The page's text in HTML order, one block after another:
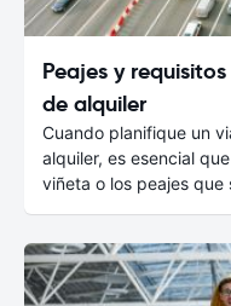
Peajes y
de alquiler
Cuando planifique un
alquiler, es esencial
viñeta o los peajes que